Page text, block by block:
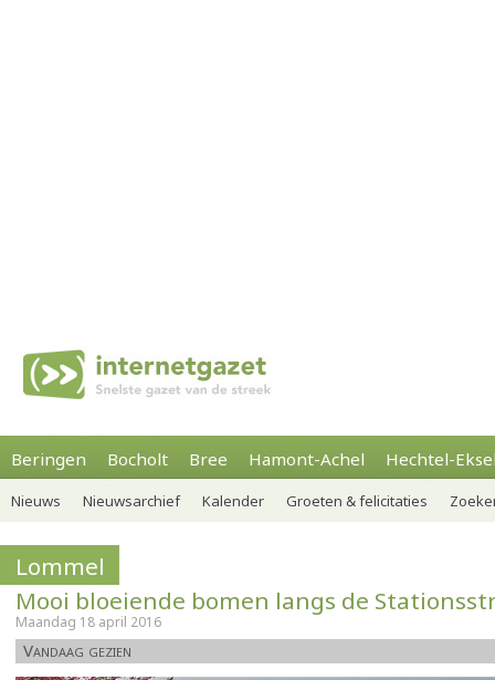
Beringen Bocholt Bree Hamont-Achel Hechtel-
Nieuws Nieuwsarchief Kalender Groeten & felicitaties
Lommel
Mooi bloeiende bomen langs de
Maandag 18 april 2016
Vandaag gezien